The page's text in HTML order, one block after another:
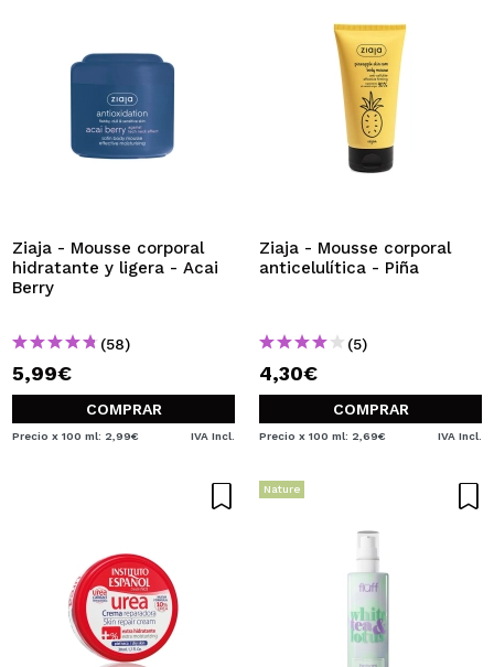
Ziaja - Mousse corporal
hidratante y ligera - Acai
Berry
(58)
5,99€
COMPRAR
Precio x 100 ml: 2,99€ IVA Incl.
Ziaja - Mousse corporal
anticelulítica - Piña
(5)
4,30€
COMPRAR
Precio x 100 ml: 2,69€ IVA Incl.
Nature